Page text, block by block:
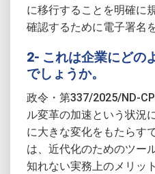
に移行することを明確に
確認するために電子署名
2- これは企業にどの
でしょうか。
政令・第337/2025/ND-
ル変革の加速という状況
に大きな変化をもたらす
は、近代化のためのツー
知れない実務上のメリッ